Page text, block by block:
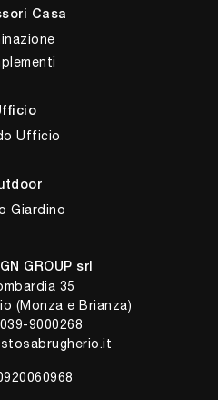
Casa
Ufficio
Giardino
GROUP srl
35
(Monza e Brianza)
9000268